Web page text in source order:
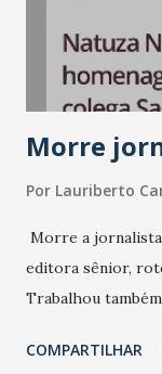
consistência, e
Vamos reforçar
marcas, pessoas
Morre
Por Lauriberto
Morre a jornalista
editora sênior,
Trabalhou
COMPARTILHAR